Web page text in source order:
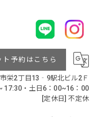
ト予約はこちら
栄2丁目13‐9駅北ビル2Ｆ
17:30・土日6：00~16：00
[定休日] 不定休